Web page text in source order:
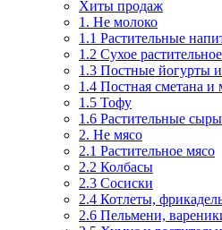
Хиты продаж
1. Не молоко
1.1 Растительные
1.2 Сухое
1.3 Постные йогурты
1.4 Постная сметана и
1.5 Тофу
1.6 Растительные сыры
2. Не мясо
2.1 Растительное мясо
2.2 Колбасы
2.3 Сосиски
2.4 Котлеты,
2.6 Пельмени,